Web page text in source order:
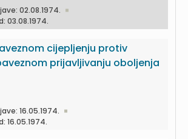
02.08.1974.
03.08.1974.
cijepljenju protiv
prijavljivanju oboljenja
16.05.1974.
16.05.1974.